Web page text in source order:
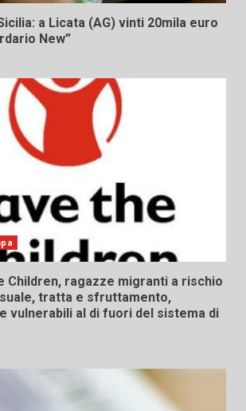
a Licata (AG) vinti 20mila euro
New”
Children, ragazze migranti a rischio
tratta e sfruttamento,
vulnerabili al di fuori del sistema di